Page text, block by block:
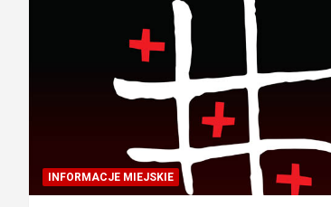
INFORMACJE MIEJSKIE